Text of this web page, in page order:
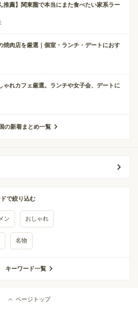
推薦】関東圏で本当にまた食べたい家系ラー
焼肉店を厳選｜個室・ランチ・デートにおす
ゃれカフェ厳選。ランチや女子会、デートに
の新着まとめ一覧
で絞り込む
ン おしゃれ
名物
キーワード一覧
ページトップ